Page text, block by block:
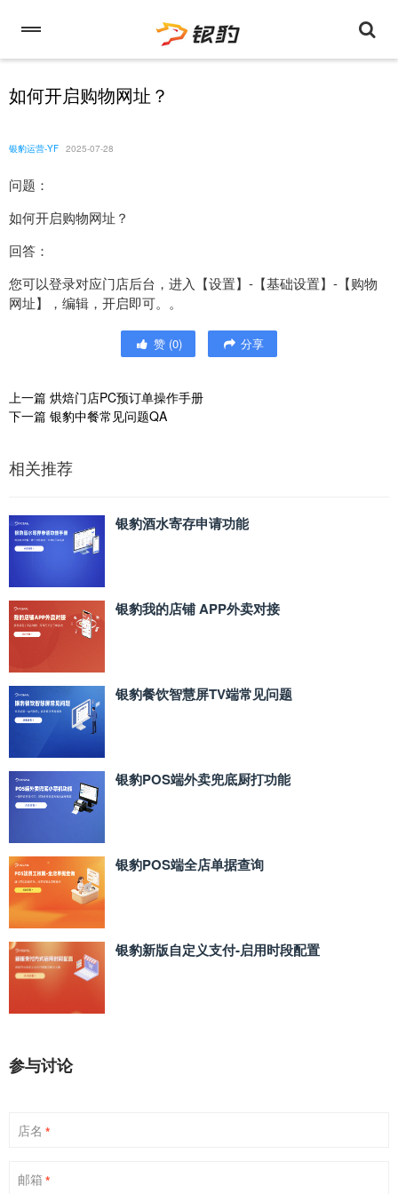
如何开启购物网址？
银豹运营-YF 2025-07-28
问题：
如何开启购物网址？
回答：
您可以登录对应门店后台，进入【设置】-【基础设置】-【购物
网址】，编辑，开启即可。。
赞 (0) 分享
上一篇 烘焙门店PC预订单操作手册
下一篇 银豹中餐常见问题QA
相关推荐
银豹酒水寄存申请功能
银豹我的店铺 APP外卖对接
银豹餐饮智慧屏TV端常见问题
银豹POS端外卖兜底厨打功能
银豹POS端全店单据查询
银豹新版自定义支付‑启用时段配置
参与讨论
店名 *
邮箱 *